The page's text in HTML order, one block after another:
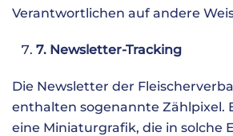
Verantwortlichen auf andere
7. Newsletter-Tracking
Die Newsletter der
enthalten sogenannte Zählpixel.
eine Miniaturgrafik, die in solche